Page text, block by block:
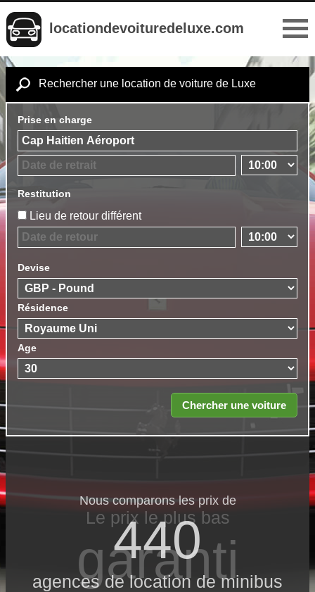
locationdevoituredeluxe.com
Rechercher une location de voiture de Luxe
Prise en charge
Restitution
Lieu de retour différent
Devise
Résidence
Age
Nous comparons les prix de
440
agences de location de minibus
Le prix le​ plus bas
garanti